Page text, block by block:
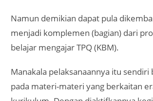
Namun demikian dapat pula
menjadi komplemen (bagian) dari
belajar mengajar TPQ (KBM).
Manakala pelaksanaannya itu
pada materi-materi yang berkaitan